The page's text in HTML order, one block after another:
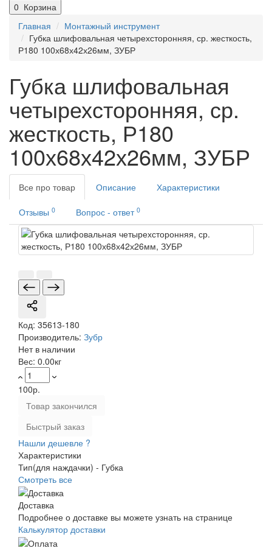
0 Корзина
Главная
Монтажный инструмент
Губка шлифовальная четырехсторонняя, ср. жесткость,
Р180 100х68х42х26мм, ЗУБР
Губка шлифовальная
четырехсторонняя, ср.
жесткость, Р180
100х68х42х26мм, ЗУБР
Все про товар Описание Характеристики
Отзывы 0 Вопрос - ответ 0
Код: 35613-180
Производитель: Зубр
Нет в наличии
Вес: 0.00кг
100р.
Товар закончился
Быстрый заказ
Нашли дешевле ?
Характеристики
Тип(для наждачки) - Губка
Смотреть все
Доставка
Подробнее о доставке вы можете узнать на странице
Калькулятор доставки